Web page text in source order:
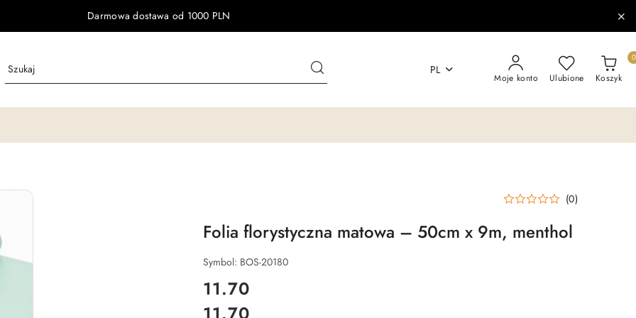
Darmowa dostawa od 1000 PLN
PL
Moje konto Ulubione Koszyk
0
(0)
Folia florystyczna matowa – 50cm x 9m, menthol
Symbol: BOS-20180
cena:
11.70
Cena: